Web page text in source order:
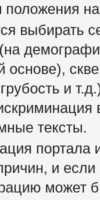
положения
выбирать
основе),
и
тексты.
портала
и
может